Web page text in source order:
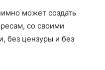
может создать
со своими
без цензуры и без